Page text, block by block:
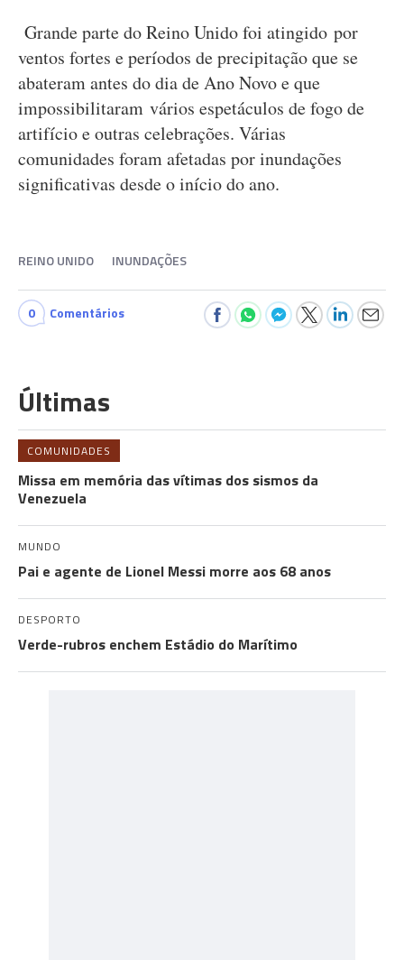
Grande parte do Reino Unido foi atingido por
ventos fortes e períodos de precipitação que se
abateram antes do dia de Ano Novo e que
impossibilitaram vários espetáculos de fogo de
artifício e outras celebrações. Várias
comunidades foram afetadas por inundações
significativas desde o início do ano.
REINO UNIDO INUNDAÇÕES
0 Comentários
Últimas
COMUNIDADES
Missa em memória das vítimas dos sismos da
Venezuela
MUNDO
Pai e agente de Lionel Messi morre aos 68 anos
DESPORTO
Verde-rubros enchem Estádio do Marítimo